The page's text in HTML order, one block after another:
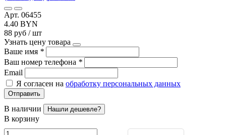
Арт. 06455
4.40 BYN
88 руб / шт
Узнать цену товара
Ваше имя *
Ваш номер телефона *
Email
Я согласен на обработку персональных данных
Отправить
В наличии Нашли дешевле?
В корзину